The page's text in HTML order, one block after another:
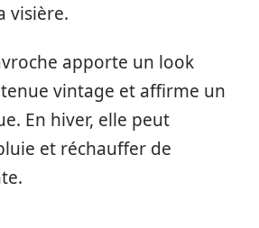
visière.
apporte un look
vintage et affirme un
En hiver, elle peut
et réchauffer de